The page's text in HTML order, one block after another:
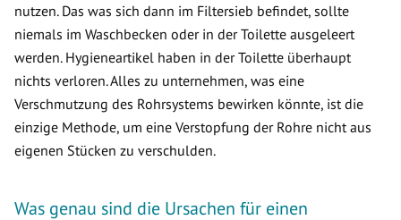
nutzen. Das was sich dann im Filtersieb befindet, sollte
niemals im Waschbecken oder in der Toilette ausgeleert
werden. Hygieneartikel haben in der Toilette überhaupt
nichts verloren. Alles zu unternehmen, was eine
Verschmutzung des Rohrsystems bewirken könnte, ist die
einzige Methode, um eine Verstopfung der Rohre nicht aus
eigenen Stücken zu verschulden.
Was genau sind die Ursachen für einen